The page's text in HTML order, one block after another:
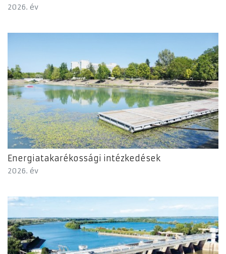
2026. év
Energiatakarékossági intézkedések
2026. év